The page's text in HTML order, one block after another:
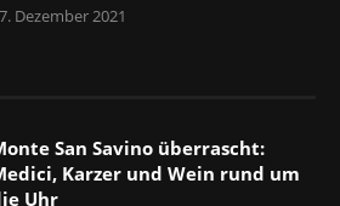
Dezember 2021
San Savino überrascht:
Karzer und Wein rund um
Uhr